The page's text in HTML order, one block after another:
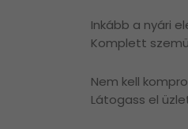
Inkább a nyári
Komplett
Nem kell
Látogass el